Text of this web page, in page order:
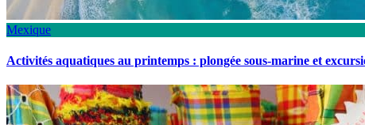
Mexique
Activités aquatiques au printemps : plongée sous-marine et